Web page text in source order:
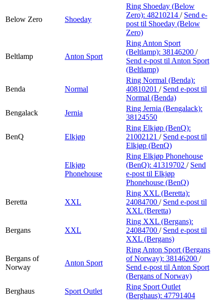
Below Zero Shoeday
Ring Shoeday (Below
Zero): 48210214 / Send e-
post til Shoeday (Below
Zero)
Beltlamp Anton Sport
Ring Anton Sport
(Beltlamp): 38146200 /
Send e-post til Anton Sport
(Beltlamp)
Benda Normal
Ring Normal (Benda):
40810201 / Send e-post til
Normal (Benda)
Bengalack
Jernia
Ring Jernia (Bengalack):
38124550
BenQ Elkjøp
Ring Elkjøp (BenQ):
21002121 / Send e-post til
Elkjøp (BenQ)
Elkjøp
Phonehouse
Ring Elkjøp Phonehouse
(BenQ): 41319702 / Send
e-post til Elkjøp
Phonehouse (BenQ)
Beretta XXL
Ring XXL (Beretta):
24084700 / Send e-post til
XXL (Beretta)
Bergans XXL
Ring XXL (Bergans):
24084700 / Send e-post til
XXL (Bergans)
Bergans of
Norway
Anton Sport
Ring Anton Sport (Bergans
of Norway): 38146200 /
Send e-post til Anton Sport
(Bergans of Norway)
Berghaus
Sport Outlet
Ring Sport Outlet
(Berghaus): 47791404